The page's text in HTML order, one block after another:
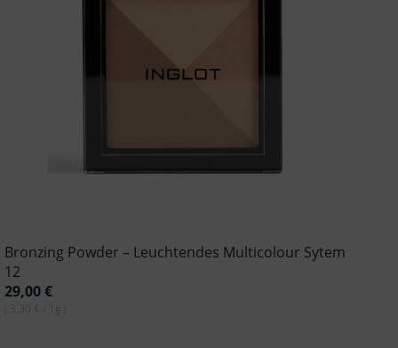
Bronzing Powder – Leuchtendes Multicolour Sytem
12
29,00€
( 3,30 € / 1g )